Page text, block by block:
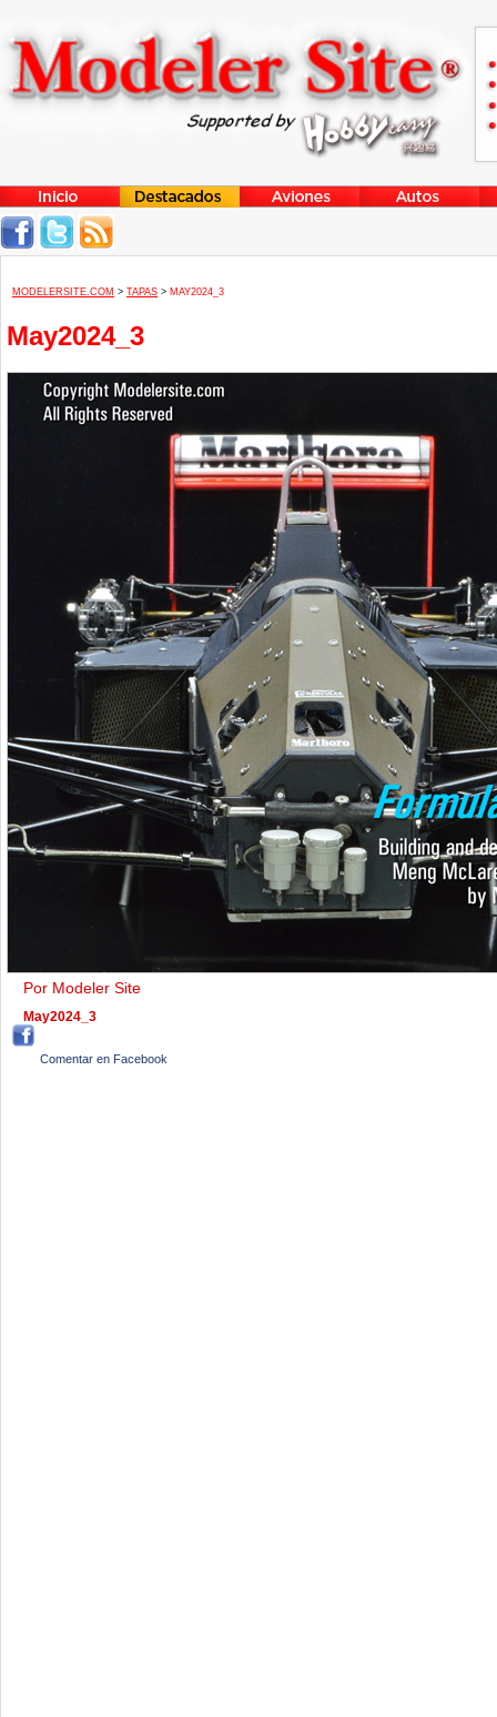
MODELERSITE.COM > TAPAS > MAY2024_3
May2024_3
Por Modeler Site
May2024_3
Comentar en Facebook